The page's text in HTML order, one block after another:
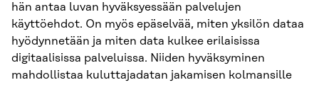
hän antaa luvan hyväksyessään palvelujen
käyttöehdot. On myös epäselvää, miten yksilön dataa
hyödynnetään ja miten data kulkee erilaisissa
digitaalisissa palveluissa. Niiden hyväksyminen
mahdollistaa kuluttajadatan jakamisen kolmansille